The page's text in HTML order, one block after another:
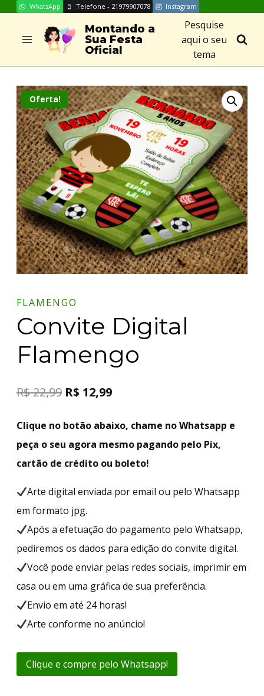
Skip
content
WhatsApp Telefone - 21979907078 Instagram
Montando a
Sua Festa
Oficial
Pesquise
aqui o seu
tema
Oferta!
FLAMENGO
Convite Digital
Flamengo
R$22,99 R$ 12,99
Clique no botão abaixo, chame no Whatsapp e
peça o seu agora mesmo pagando pelo Pix,
cartão de crédito ou boleto!
Arte digital enviada por email ou pelo Whatsapp
em formato jpg.
Após a efetuação do pagamento pelo Whatsapp,
pediremos os dados para edição do convite digital.
Você pode enviar pelas redes sociais, imprimir em
casa ou em uma gráfica de sua preferência.
Envio em até 24 horas!
Arte conforme no anúncio!
Clique e compre pelo Whatsapp!